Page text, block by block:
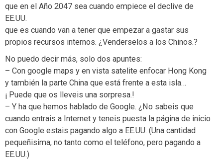
que en el Año 2047 sea cuando empiece el declive de
EE.UU.
que es cuando van a tener que empezar a gastar sus
propios recursos internos. ¿Venderselos a los Chinos.?
No puedo decir más, solo dos apuntes:
– Con google maps y en vista satelite enfocar Hong Kong
y también la parte China que está frente a esta isla…
¡ Puede que os lleveis una sorpresa.!
– Y ha que hemos hablado de Google. ¿No sabeis que
cuando entrais a Internet y teneis puesta la página de inicio
con Google estais pagando algo a EE.UU. (Una cantidad
pequeñisima, no tanto como el teléfono, pero pagando a
EE.UU.)